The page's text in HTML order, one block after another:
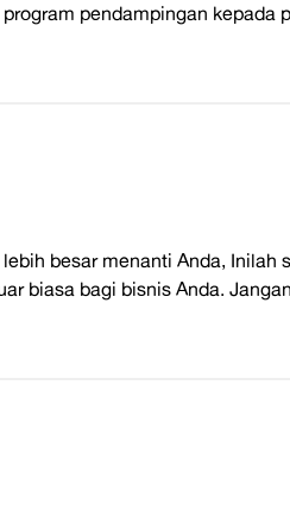
pendampingan kepada
besar menanti Anda, Inilah
biasa bagi bisnis Anda.